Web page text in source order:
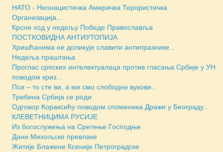
НАТО - Неонацистичка Америчка Терористичка
Организација...
Крсни ход у недељу Победе Православља
ПОСТКОВИДНА АНТИУТОПИЈА
Хришћанима не доликује славити антипразнике...
Недеља праштања
Проглас српских интелектуалаца против гласања Србије у УН
поводом криз...
Пси – то сте ви, а ми смо слободни вукови...
Трибина Србија се роди
Одговор Кораксићу поводом споменика Дражи у Београду...
КЛЕВЕТНИЦИМА РУСИЈЕ
Из богослужења на Сретење Господње
Дани Михољске превлаке
Житије Блажене Ксеније Петроградске